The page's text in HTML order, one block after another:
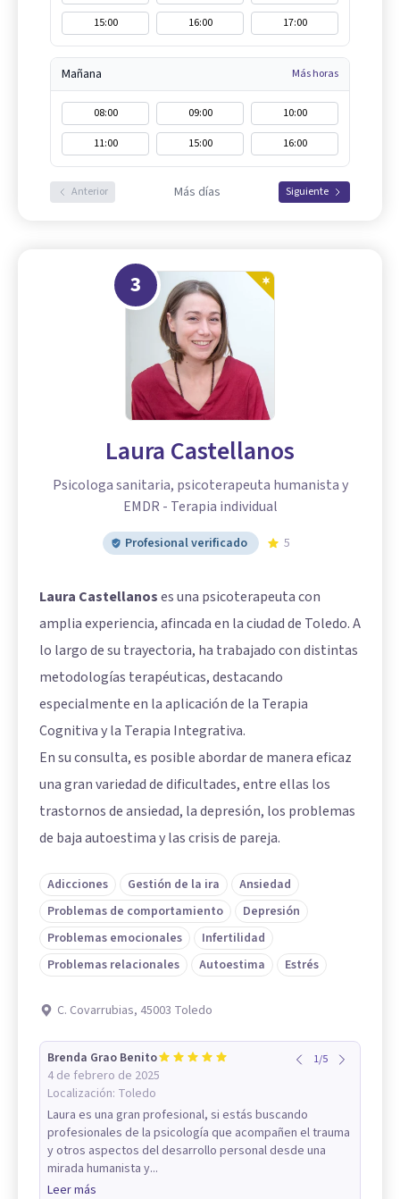
15:00
16:00 17:00
Mañana Más horas
08:00 09:00
10:00
11:00
15:00 16:00
Anterior Más días Siguiente
3
Laura Castellanos
Psicologa sanitaria, psicoterapeuta humanista y
EMDR - Terapia individual
Profesional verificado 5
Laura Castellanoses una psicoterapeuta con
amplia experiencia, afincada en la ciudad de Toledo. A
lo largo de su trayectoria, ha trabajado con distintas
metodologías terapéuticas, destacando
especialmente en la aplicación de la Terapia
Cognitiva y la Terapia Integrativa.
En su consulta, es posible abordar de manera eficaz
una gran variedad de dificultades, entre ellas los
trastornos de ansiedad, la depresión, los problemas
de baja autoestima y las crisis de pareja.
Adicciones Gestión de la ira
Ansiedad
Problemas de comportamiento
Depresión
Problemas emocionales
Infertilidad
Problemas relacionales
Autoestima Estrés
C. Covarrubias, 45003 Toledo
Brenda Grao Benito
4 de febrero de 2025
Localización: Toledo
1/5
Laura es una gran profesional, si estás buscando
profesionales de la psicología que acompañen el trauma
y otros aspectos del desarrollo personal desde una
mirada humanista y...
Leer más